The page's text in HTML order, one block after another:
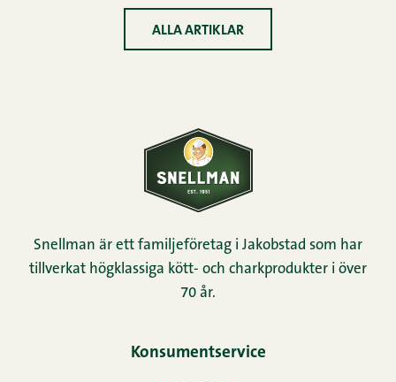
ALLA ARTIKLAR
Snellman är ett familjeföretag i Jakobstad som har
tillverkat högklassiga kött- och charkprodukter i över
70 år.
Konsumentservice